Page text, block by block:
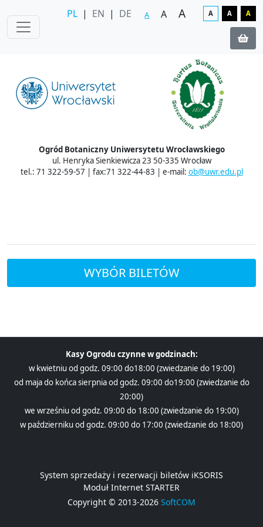
PL | EN | DE A A A A A A
Ogród Botaniczny Uniwersytetu Wrocławskiego
ul. Henryka Sienkiewicza 23 50-335 Wrocław
tel.: 71 322-59-57 | fax:71 322-44-83 | e-mail: ob@uwr.edu.pl
Zakup biletów on-line
WYBÓR BILETÓW
Kasy Ogrodu czynne w godzinach:
w kwietniu od godz. 09:00 do18:00 (zwiedzanie do 19:00)
od maja do końca sierpnia od godz. 09:00 do19:00 (zwiedzanie do
20:00)
we wrześniu od godz. 09:00 do 18:00 (zwiedzanie do 19:00)
w październiku od godz. 09:00 do 17:00 (zwiedzanie do 18:00)
System sprzedaży i rezerwacji biletów iKSORIS
Moduł Internet STARTER
Copyright © 2013-2026 SoftCOM